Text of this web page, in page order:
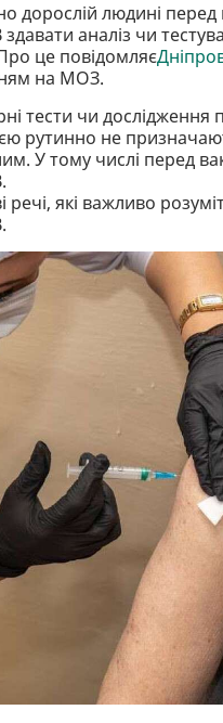
дорослій людині перед
здавати аналіз чи
це повідомляє
на МОЗ.
тести чи дослідження
рутинно не
У тому числі перед
речі, які важливо